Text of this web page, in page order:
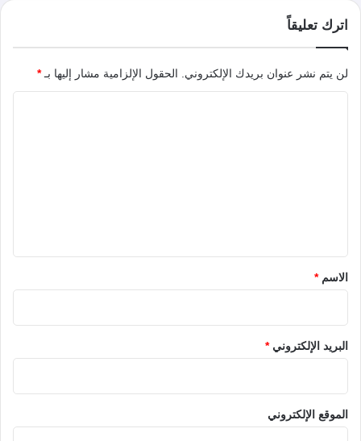
اترك تعليقاً
لن يتم نشر عنوان بريدك الإلكتروني. الحقول الإلزامية مشار إليها بـ*
*الاسم*
البريد الإلكتروني*
الموقع الإلكتروني